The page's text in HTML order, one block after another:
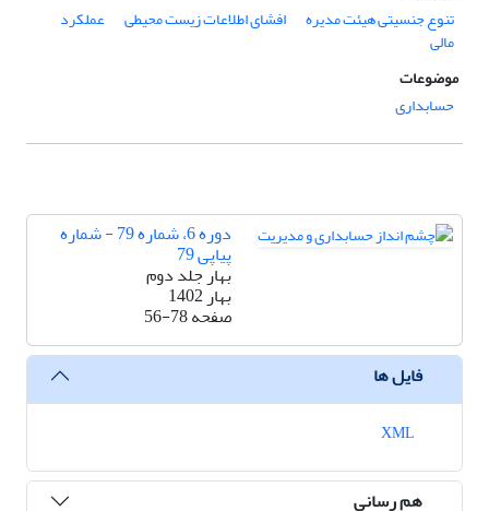
تنوع جنسیتی هیئت مدیره
افشای اطلاعات زیست محیطی عملکرد
مالی
موضوعات
حسابداری
دوره 6، شماره 79 - شماره
پیاپی 79
بهار جلد دوم
بهار 1402
صفحه56-78
فایل ها
هم رسانی